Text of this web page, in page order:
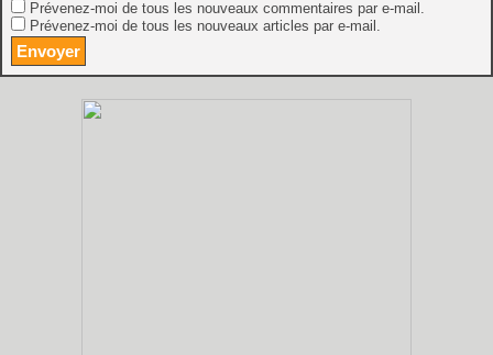
Prévenez-moi de tous les nouveaux commentaires par e-mail.
Prévenez-moi de tous les nouveaux articles par e-mail.